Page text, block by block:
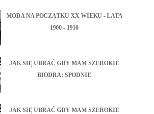
MODA NA POCZĄTKU XX WIEKU - LATA
1900 - 1910
JAK SIĘ UBRAĆ GDY MAM SZEROKIE
BIODRA: SPODNIE
JAK SIĘ UBRAĆ GDY MAM SZEROKIE